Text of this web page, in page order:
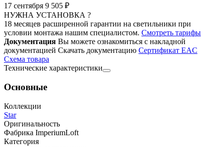
17 сентября 9 505 ₽
НУЖНА УСТАНОВКА ?
18 месяцев расширенной гарантии на светильники при
условии монтажа нашим специалистом. Смотреть тарифы
Документация Вы можете ознакомиться с накладной
документацией Скачать документацию Cертификат EAC
Cхема товара
Технические характеристики
Основные
Коллекции
Star
Оригинальность
Фабрика ImperiumLoft
Категория